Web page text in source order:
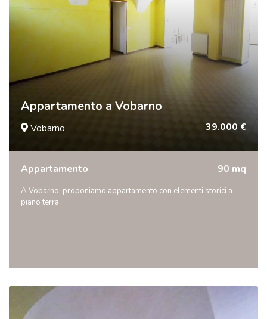
Appartamento a Vobarno
Vobarno 39.000 €
Appartamento 90 mq
A Vobarno, proponiamo appartamento con elementi storici a
piano terra